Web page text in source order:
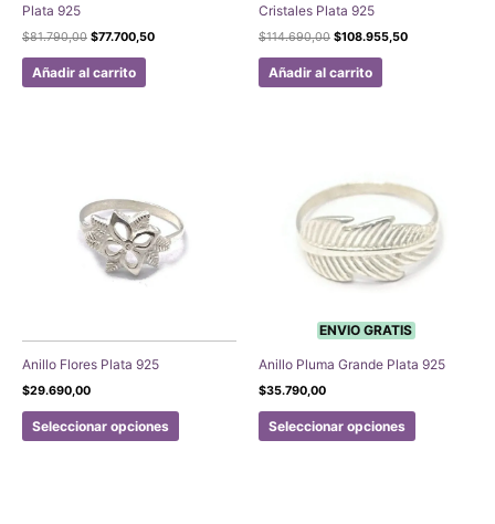
Plata 925
$81.790,00 El
original
era:
$77.700,50El
Añadir al carrito
Cristales Plata 925
$114.690,00 El
original
era:
$108.955,50El
Añadir al carrito
Anillo Flores Plata 925
$29.690,00
Seleccionar opciones
Este
producto
ENVIO GRATIS
Anillo Pluma Grande Plata 925
$35.790,00
Seleccionar opciones
Este
producto